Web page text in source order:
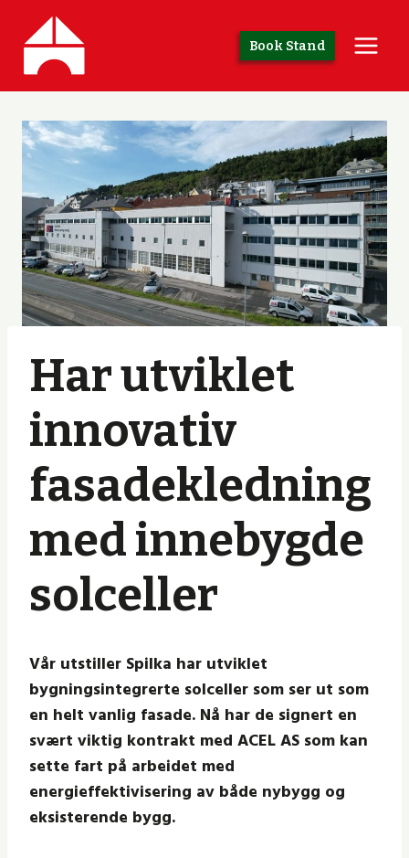
content
Book Stand
Har utviklet
innovativ
fasadekledning
med innebygde
solceller
Vår utstiller Spilka har utviklet
bygningsintegrerte solceller som ser ut som
en helt vanlig fasade. Nå har de signert en
svært viktig kontrakt med ACEL AS som kan
sette fart på arbeidet med
energieffektivisering av både nybygg og
eksisterende bygg.